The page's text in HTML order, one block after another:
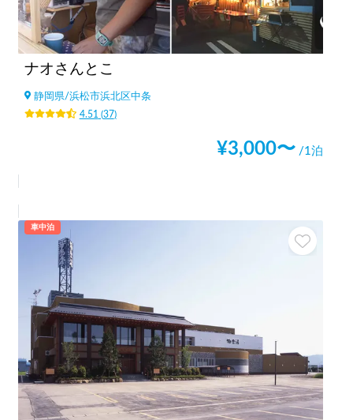
ナオさんとこ
静岡県/浜松市浜北区中条
4.51 (37)
¥3,000〜 /1泊
車中泊